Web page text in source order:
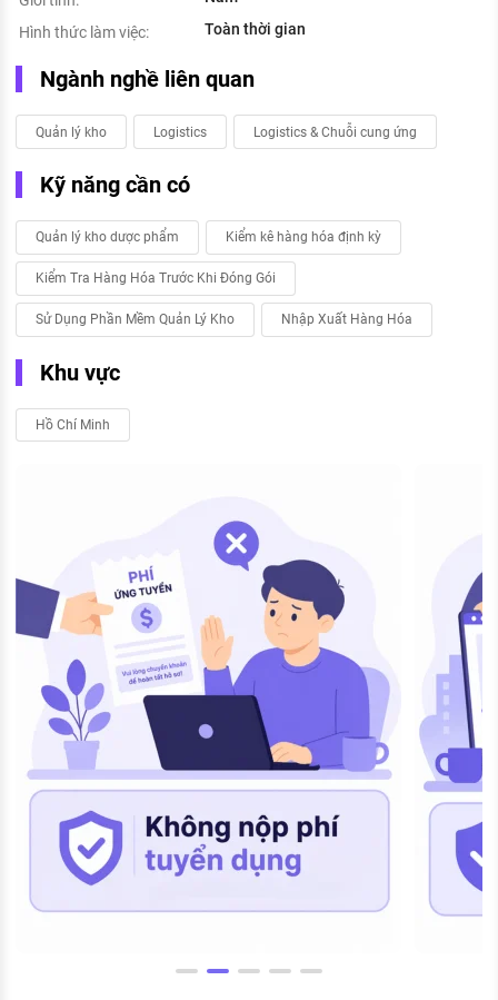
Hình thức làm việc:
Toàn thời gian
Ngành nghề liên quan
Quản lý kho Logistics Logistics & Chuỗi cung ứng
Kỹ năng cần có
Quản lý kho dược phẩm Kiểm kê hàng hóa định kỳ
Kiểm Tra Hàng Hóa Trước Khi Đóng Gói
Sử Dụng Phần Mềm Quản Lý Kho Nhập Xuất Hàng Hóa
Khu vực
Hồ Chí Minh